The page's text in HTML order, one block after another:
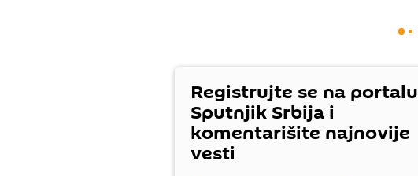
Registrujte se na portalu
Sputnjik Srbija i
komentarišite najnovije
vesti